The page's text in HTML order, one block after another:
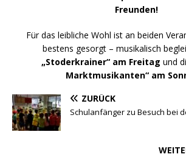
Freunden!
Für das leibliche Wohl ist an beiden
bestens gesorgt – musikalisch
„Stoderkrainer“ am Freitag und
Marktmusikanten“ am
ZURÜCK
Schulanfänger zu Besuch bei